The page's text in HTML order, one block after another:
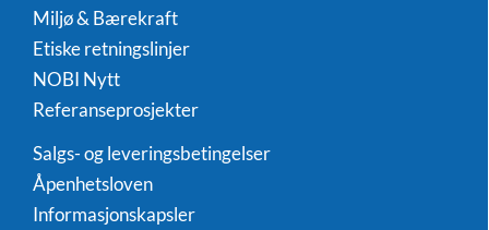
Miljø & Bærekraft
Etiske retningslinjer
NOBI Nytt
Referanseprosjekter
Salgs- og leveringsbetingelser
Åpenhetsloven
Informasjonskapsler